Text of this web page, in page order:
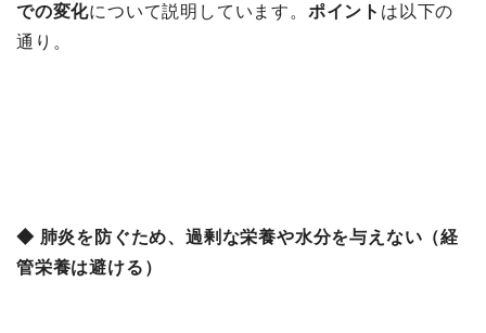
での変化について説明しています。 ポイント は以下の
通り。
◆ 肺炎を防ぐため、過剰な栄養や水分を与えない（経
管栄養は避ける）